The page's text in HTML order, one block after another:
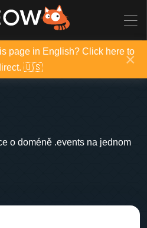
page in English? Click here to
🇺🇸
×
o doméně .events na jednom